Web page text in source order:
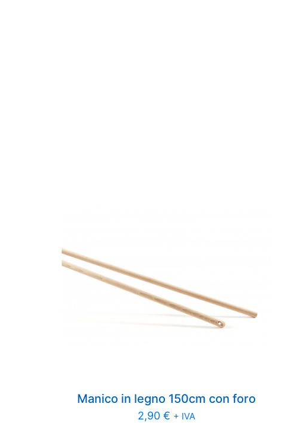
Manico in legno 150cm con foro
2,90€ + IVA